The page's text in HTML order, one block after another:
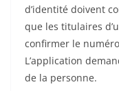
d’identité doivent
que les titulaires
confirmer le
L’application
de la personne.